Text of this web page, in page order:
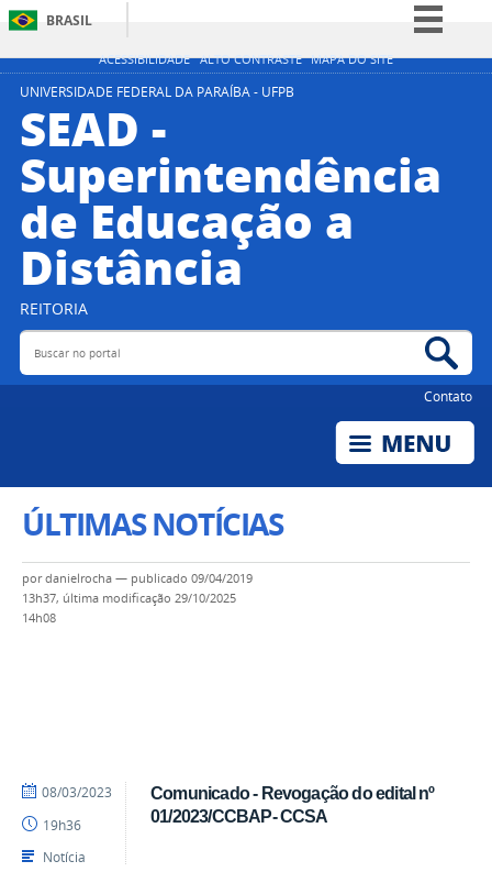
ACESSIBILIDADE ALTO CONTRASTE MAPA DO SITE
BRASIL
Simplifique!
Acesso à informação
Legislação
Canais
UNIVERSIDADE FEDERAL DA PARAÍBA - UFPB
SEAD -
Superintendência
de Educação a
Distância
REITORIA
Buscar no portal
Contato
ÚLTIMAS NOTÍCIAS
pordanielrocha — publicado 09/04/2019
13h37, última modificação 29/10/2025
14h08
Comunicado - Revogação do edital nº
01/2023/CCBAP- CCSA
por
-
SEAD
publicado
08/03/2023
19h36
Notícia